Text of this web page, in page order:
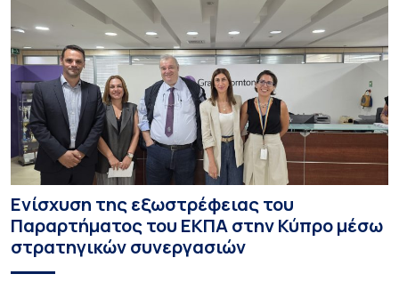
Ενίσχυση της εξωστρέφειας του
Παραρτήματος του ΕΚΠΑ στην Κύπρο μέσω
στρατηγικών συνεργασιών